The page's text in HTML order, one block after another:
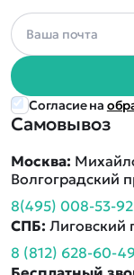
Самовывоз
Москва:
Волгоградский
8(495) 008-53-92
СПБ: Лиговский
8 (812) 628-60-49
Согласие на